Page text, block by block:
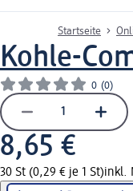
Startseite
Kohle-
0 (0)
8,65 €
30 St (0,29 € je 1 St)inkl.